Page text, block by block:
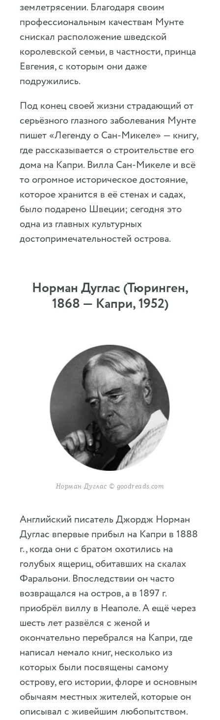
землетрясении. Благодаря своим
профессиональным качествам Мунте
снискал расположение шведской
королевской семьи, в частности, принца
Евгения, с которым они даже
подружились.
Под конец своей жизни страдающий от
серьёзного глазного заболевания Мунте
пишет «Легенду о Сан-Микеле» — книгу,
где рассказывается о строительстве его
дома на Капри. Вилла Сан-Микеле и всё
то огромное историческое достояние,
которое хранится в её стенах и садах,
было подарено Швеции; сегодня это
одна из главных культурных
достопримечательностей острова.
Норман Дуглас (Тюринген,
1868 — Капри, 1952)
Норман Дуглас © goodreads.com
Английский писатель Джордж Норман
Дуглас впервые прибыл на Капри в 1888
г., когда они с братом охотились на
голубых ящериц, обитавших на скалах
Фаральони. Впоследствии он часто
возвращался на остров, а в 1897 г.
приобрёл виллу в Неаполе. А ещё через
шесть лет развёлся с женой и
окончательно перебрался на Капри, где
написал немало книг, несколько из
которых были посвящены самому
острову, его истории, флоре и основным
обычаям местных жителей, которые он
описывал с живейшим любопытством.